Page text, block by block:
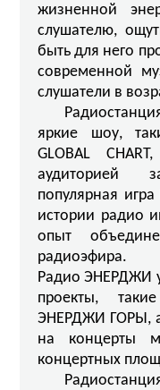
жизненной
слушателю,
быть для него
современной
слушатели в
яркие шоу,
GLOBAL
аудиторией
популярная
истории радио
опыт
радиоэфира.
Радио ЭНЕРДЖИ
проекты,
ЭНЕРДЖИ ГОРЫ, а
на концерты
концертных